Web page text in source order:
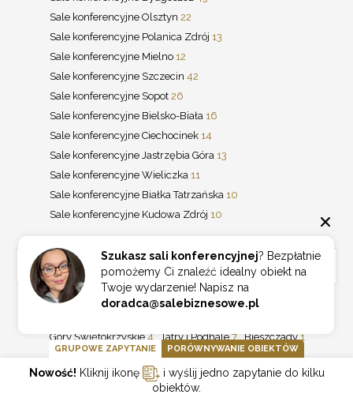
Sale konferencyjne Olsztyn 22
Sale konferencyjne Polanica Zdrój 13
Sale konferencyjne Mielno 12
Sale konferencyjne Szczecin 42
Sale konferencyjne Sopot 26
Sale konferencyjne Bielsko-Biała 16
Sale konferencyjne Ciechocinek 14
Sale konferencyjne Jastrzębia Góra 13
Sale konferencyjne Wieliczka 11
Sale konferencyjne Białka Tatrzańska 10
Sale konferencyjne Kudowa Zdrój 10
REGIONY
Góry Świętokrzyskie 4 Tatry i Podhale7 Bieszczady1
Jura Krakowsko-Częstochowska7
nad morzem174 w górach327 nad jeziorem 127
Szukasz sali konferencyjnej? Bezpłatnie
pomożemy Ci znaleźć idealny obiekt na
Twoje wydarzenie! Napisz na
doradca@salebiznesowe.pl
GRUPOWE ZAPYTANIE PORÓWNYWANIE OBIEKTÓW
Nowość! Kliknij ikonę
i wyślij jedno zapytanie do kilku
obiektów.